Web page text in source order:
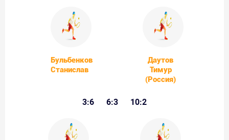
Бульбенков
Станислав
Даутов
Тимур
(Россия)
3:6 6:3 10:2